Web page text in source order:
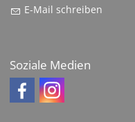
E-Mail schreiben
Soziale Medien